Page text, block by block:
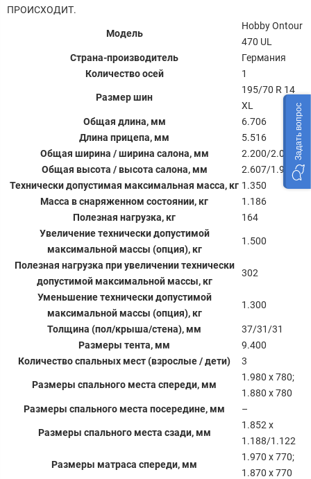
ПРОИСХОДИТ.
Модель
Hobby Ontour
470 UL
Страна-производитель
Германия
Количество осей
1
Размер шин
195/70 R 14
XL
Общая длина, мм
6.706
Длина прицепа, мм
5.516
Общая ширина / ширина салона, мм
2.200/2.072
Общая высота / высота салона, мм
2.607/1.950
Технически допустимая максимальная масса, кг 1.350
Масса в снаряженном состоянии, кг
1.186
Полезная нагрузка, кг
164
Увеличение технически допустимой
максимальной массы (опция), кг
1.500
Полезная нагрузка при увеличении технически
допустимой максимальной массы, кг
302
Уменьшение технически допустимой
максимальной массы (опция), кг
1.300
Толщина (пол/крыша/стена), мм
37/31/31
Размеры тента, мм
9.400
Количество спальных мест (взрослые / дети)
3
Размеры спального места спереди, мм
1.980 x 780;
1.880 x 780
Размеры спального места посередине, мм
–
Размеры спального места сзади, мм
1.852 x
1.188/1.122
Размеры матраса спереди, мм
1.970 x 770;
1.870 x 770
Задать вопрос